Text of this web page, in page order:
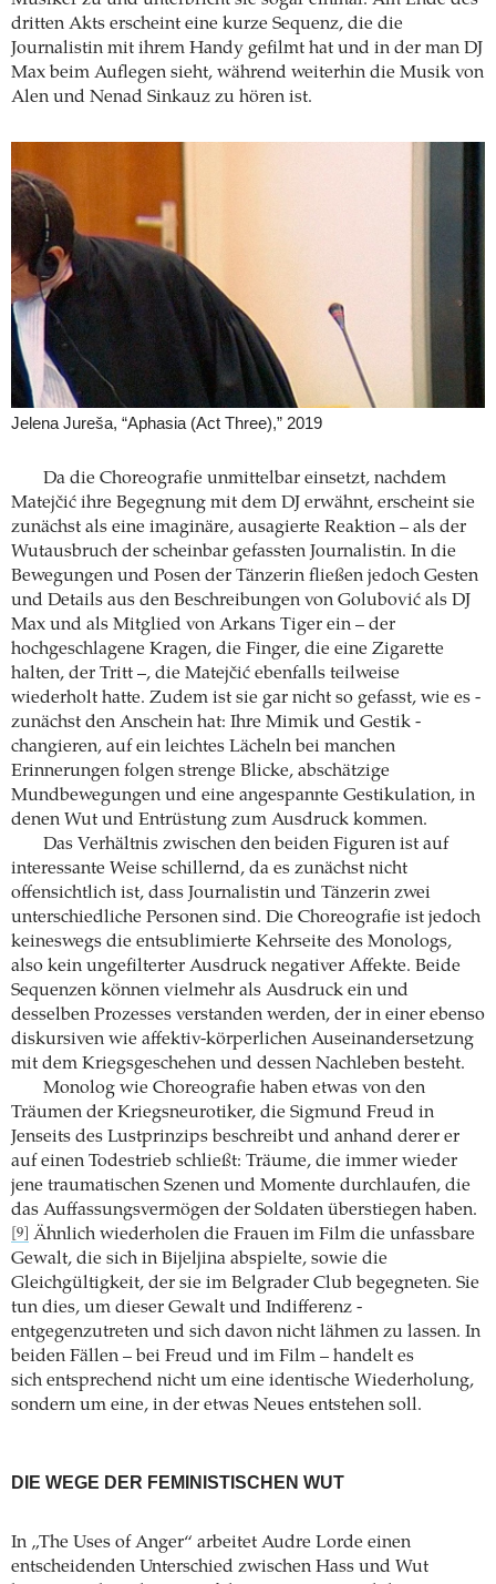
­dritten Akts erscheint eine kurze Sequenz, die die
Journalistin mit ihrem Handy gefilmt hat und in der man DJ
Max beim Auflegen sieht, während weiterhin die Musik von
Alen und Nenad Sinkauz zu hören ist.
Jelena Jureša, “­Aphasia (Act Three),” 2019
Da die Choreografie unmittelbar einsetzt, nachdem
Matejčić ihre Begegnung mit dem DJ erwähnt, erscheint sie
zunächst als eine imaginäre, ausagierte Reaktion – als der
Wutausbruch der scheinbar gefassten Journalistin. In die
Bewegungen und Posen der Tänzerin fließen jedoch Gesten
und Details aus den Beschreibungen von Golubović als DJ
Max und als Mitglied von Arkans Tiger ein – der
hochgeschlagene Kragen, die Finger, die eine Zigarette
halten, der Tritt –, die Matejčić ebenfalls teilweise
wiederholt hatte. Zudem ist sie gar nicht so gefasst, wie es ­
zunächst den Anschein hat: Ihre Mimik und Gestik ­
changieren, auf ein leichtes Lächeln bei manchen
Erinnerungen folgen strenge Blicke, ­abschätzige
Mundbewegungen und eine angespannte ­Gestikulation, in
denen Wut und Entrüstung zum Ausdruck kommen.
Das Verhältnis zwischen den beiden ­Figuren ist auf
interessante Weise schillernd, da es ­zunächst nicht
offensichtlich ist, dass Journalistin und Tänzerin zwei
unterschiedliche Personen sind. Die Choreografie ist jedoch
keineswegs die entsublimierte Kehrseite des Monologs,
also kein ungefilterter Ausdruck negativer Affekte. Beide
Sequenzen können vielmehr als Ausdruck ein und
desselben Prozesses verstanden werden, der in einer ebenso
diskursiven wie affektiv-körperlichen Auseinandersetzung
mit dem Kriegsgeschehen und dessen Nachleben besteht.
Monolog wie Choreografie haben etwas von den
Träumen der Kriegsneurotiker, die Sigmund Freud in
Jenseits des Lustprinzips beschreibt und anhand derer er
auf einen Todestrieb schließt: Träume, die immer wieder
jene traumatischen Szenen und Momente durchlaufen, die
das Auffassungsvermögen der Soldaten überstiegen haben.
[9]
Ähnlich wiederholen die Frauen im Film die unfassbare
Gewalt, die sich in ­Bijeljina abspielte, sowie die
Gleichgültigkeit, der sie im Belgrader Club begegneten. Sie
tun dies, um dieser Gewalt und Indifferenz ­
entgegenzutreten und sich davon nicht lähmen zu lassen. In
beiden Fällen – bei Freud und im Film – handelt es
sich entsprechend nicht um eine identische ­Wiederholung,
sondern um eine, in der etwas Neues entstehen soll.
DIE WEGE DER FEMINISTISCHEN WUT
In „The Uses of Anger“ arbeitet Audre Lorde einen
entscheidenden Unterschied zwischen Hass und Wut